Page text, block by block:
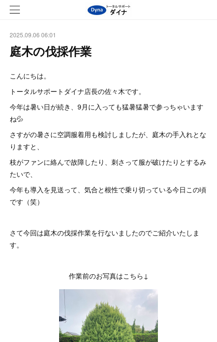
2025.09.06 06:01
庭木の伐採作業
こんにちは。
トータルサポートダイナ店長の佐々木です。
今年は暑い日が続き、9月に入っても猛暑猛暑で参っちゃいます
ね💦
さすがの暑さに空調服着用も検討しましたが、庭木の手入れとな
りますと、
枝がファンに絡んで故障したり、刺さって服が破けたりとするみ
たいで、
今年も導入を見送って、気合と根性で乗り切っている今日この頃
です（笑）
さて今回は庭木の伐採作業を行ないましたのでご紹介いたしま
す。
作業前のお写真はこちら↓